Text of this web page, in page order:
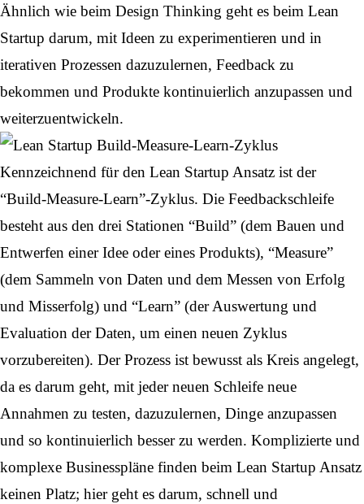
Ähnlich wie beim Design Thinking geht es beim Lean
Startup darum, mit Ideen zu experimentieren und in
iterativen Prozessen dazuzulernen, Feedback zu
bekommen und Produkte kontinuierlich anzupassen und
weiterzuentwickeln.
Kennzeichnend für den Lean Startup Ansatz ist der
“Build-Measure-Learn”-Zyklus. Die Feedbackschleife
besteht aus den drei Stationen “Build” (dem Bauen und
Entwerfen einer Idee oder eines Produkts), “Measure”
(dem Sammeln von Daten und dem Messen von Erfolg
und Misserfolg) und “Learn” (der Auswertung und
Evaluation der Daten, um einen neuen Zyklus
vorzubereiten). Der Prozess ist bewusst als Kreis angelegt,
da es darum geht, mit jeder neuen Schleife neue
Annahmen zu testen, dazuzulernen, Dinge anzupassen
und so kontinuierlich besser zu werden. Komplizierte und
komplexe Businesspläne finden beim Lean Startup Ansatz
keinen Platz; hier geht es darum, schnell und